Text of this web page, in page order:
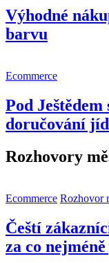
Výhodné
barvu
Ecommerce
Pod
doručování
Rozhovory
Ecommerce Rozhovor
Čeští
za co nejméně